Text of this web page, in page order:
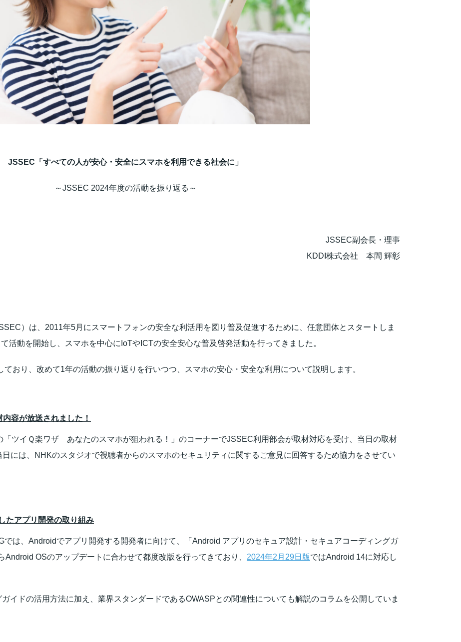
JSSEC 「すべての人が安心・安全にスマホを利用できる社会に」
～JSSEC 2024年度の活動を振り返る～
JSSEC副会長・理事
KDDI株式会社 本間 輝彰
）は、2011年5月にスマートフォンの安全な利活用を図り普及促進するために、任意団体とスタートしま
活動を開始し、スマホを中心にIoTやICTの安全安心な普及啓発活動を行ってきました。
おり、改めて1年の活動の振り返りを行いつつ、スマホの安心・安全な利用について説明します。
容が放送されました！
ツイＱ楽ワザ あなたのスマホが狙われる！」のコーナーでJSSEC利用部会が取材対応を受け、当日の取材
には、NHKのスタジオで視聴者からのスマホのセキュリティに関するご意見に回答するため協力をさせてい
たアプリ開発の取り組み
は、Androidでアプリ開発する開発者に向けて、「Android アプリのセキュア設計・セキュアコーディングガ
OSのアップデートに合わせて都度改版を行ってきており、 2024年2月29日版ではAndroid 14に対応し
イドの活用方法に加え、業界スタンダードであるOWASPとの関連性についても解説のコラムを公開していま